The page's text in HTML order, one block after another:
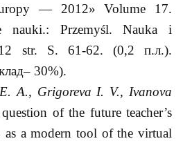
— 2012» Volume 17.
nauki.: Przemyśl. Nauka i
str. S. 61-62. (0,2 п.л.).
30%).
A., Grigoreva I. V., Ivanova
of the future teacher’s
as a modern tool of the virtual